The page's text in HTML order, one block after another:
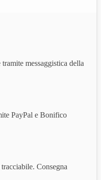
messaggistica della
PayPal e Bonifico
Consegna